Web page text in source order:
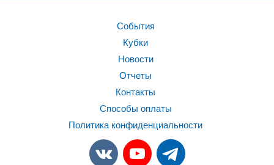
События
Кубки
Новости
Отчеты
Контакты
Способы оплаты
Политика конфиденциальности